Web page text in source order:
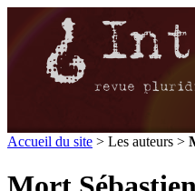
Accueil du site > Les auteurs >